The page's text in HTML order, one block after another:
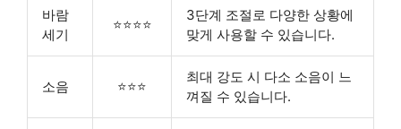
바람
세기
⭐⭐⭐⭐
3단계 조절로 다양한 상황에
맞게 사용할 수 있습니다.
소음 ⭐⭐⭐
최대 강도 시 다소 소음이 느
껴질 수 있습니다.